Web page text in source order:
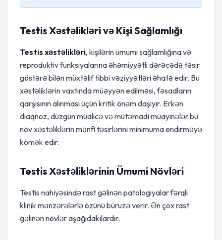
Testis Xəstəlikləri və Kişi Sağlamlığı
Testis xəstəlikləri, kişilərin ümumi sağlamlığına və
reproduktiv funksiyalarına əhəmiyyətli dərəcədə təsir
göstərə bilən müxtəlif tibbi vəziyyətləri əhatə edir. Bu
xəstəliklərin vaxtında müəyyən edilməsi, fəsadların
qarşısının alınması üçün kritik önəm daşıyır. Erkən
diaqnoz, düzgün müalicə və mütəmadi müayinələr bu
növ xəstəliklərin mənfi təsirlərini minimuma endirməyə
kömək edir.
Testis Xəstəliklərinin Ümumi Növləri
Testis nahiyəsində rast gəlinən patologiyalar fərqli
klinik mənzərələrlə özünü büruzə verir. Ən çox rast
gəlinən növlər aşağıdakılardır: